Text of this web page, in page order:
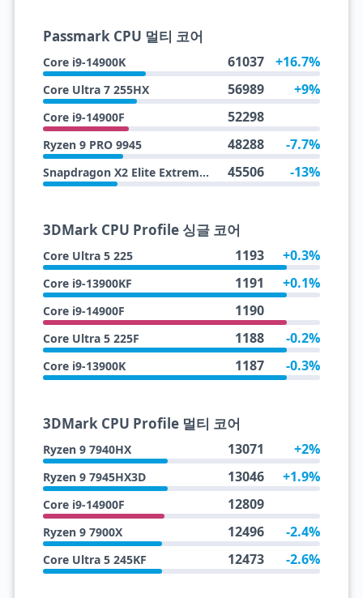
Passmark CPU 멀티 코어
Core i9-14900K 61037 +16.7%
Core Ultra 7 255HX 56989 +9%
Core i9-14900F 52298
Ryzen 9 PRO 9945 48288 -7.7%
Snapdragon X2 Elite Extreme X2E-94-100 45506 -13%
3DMark CPU Profile 싱글 코어
Core Ultra 5 225 1193 +0.3%
Core i9-13900KF 1191 +0.1%
Core i9-14900F 1190
Core Ultra 5 225F 1188 -0.2%
Core i9-13900K 1187 -0.3%
3DMark CPU Profile 멀티 코어
Ryzen 9 7940HX 13071 +2%
Ryzen 9 7945HX3D 13046 +1.9%
Core i9-14900F 12809
Ryzen 9 7900X 12496 -2.4%
Core Ultra 5 245KF 12473 -2.6%